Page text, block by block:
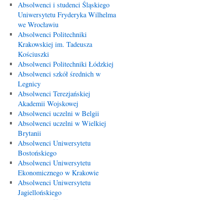
Absolwenci i studenci Śląskiego
Uniwersytetu Fryderyka Wilhelma
we Wrocławiu
Absolwenci Politechniki
Krakowskiej im. Tadeusza
Kościuszki
Absolwenci Politechniki Łódzkiej
Absolwenci szkół średnich w
Legnicy
Absolwenci Terezjańskiej
Akademii Wojskowej
Absolwenci uczelni w Belgii
Absolwenci uczelni w Wielkiej
Brytanii
Absolwenci Uniwersytetu
Bostońskiego
Absolwenci Uniwersytetu
Ekonomicznego w Krakowie
Absolwenci Uniwersytetu
Jagiellońskiego